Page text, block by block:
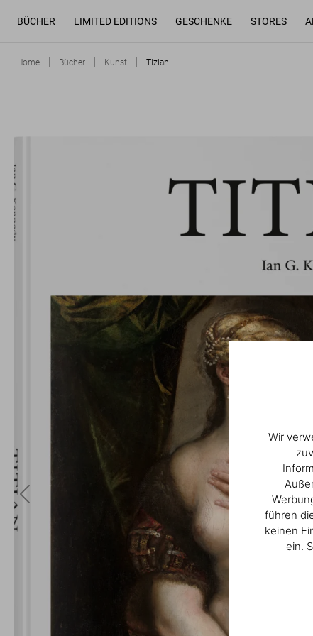
Wir
führen
keinen
ein.
BÜCHER LIMITED EDITIONS GESCHENKE STORES
Home Bücher Kunst Tizian